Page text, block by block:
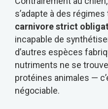
s’adapte à des
carnivore strict
incapable de
d’autres espèces
nutriments ne se
protéines animales —
négociable.